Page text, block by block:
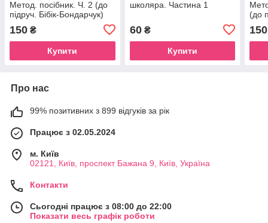
Метод. посібник. Ч. 2 (до
підруч. Бібік-Бондарчук)
150 ₴
Купити
школяра. Частина 1
60₴
Купити
(до
150
Про нас
99% позитивних з 899 відгуків за рік
Працює з 02.05.2024
м. Київ
02121, Київ, проспект Бажана 9, Київ, Україна
Контакти
Сьогодні працює з 08:00 до 22:00
Показати весь графік роботи